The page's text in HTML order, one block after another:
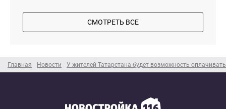
Главная Новости У жителей Татарстана будет возможность
СМОТРЕТЬ ВСЕ